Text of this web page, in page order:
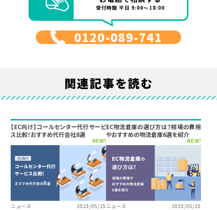
受付時間 平日 9:00～18:00
0120-089-741
関連記事を読む
【EC向け】コールセンター代行サービ
ス比較！おすすめ代行会社8選
NEW!
ニュース 2023/05/25
EC物流倉庫の選び方は？相場の費用
やおすすめの物流倉庫6選を紹介
NEW!
ニュース 2023/05/25